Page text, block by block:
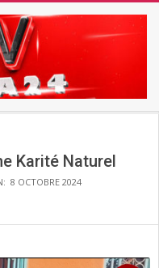
Karité Naturel
8 OCTOBRE 2024